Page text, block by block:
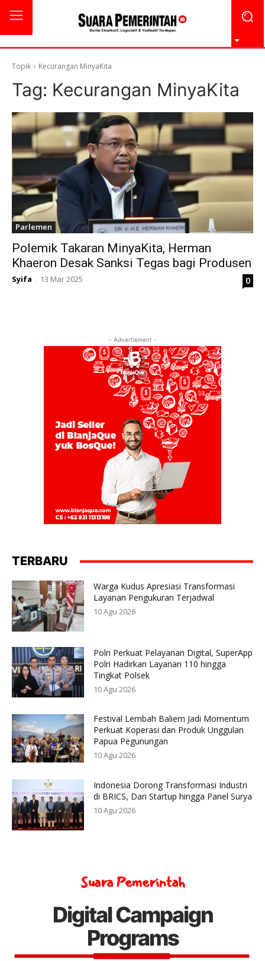
Topik Kecurangan MinyaKita
Tag: Kecurangan MinyaKita
Parlemen
Polemik Takaran MinyaKita, Herman
Khaeron Desak Sanksi Tegas bagi Produsen
Syifa - 13 Mar 2025 0
- Advertisment -
TERBARU
Warga Kudus Apresiasi Transformasi
Layanan Pengukuran Terjadwal
10 Agu 2026
Polri Perkuat Pelayanan Digital, SuperApp
Polri Hadirkan Layanan 110 hingga
Tingkat Polsek
10 Agu 2026
Festival Lembah Baliem Jadi Momentum
Perkuat Koperasi dan Produk Unggulan
Papua Pegunungan
10 Agu 2026
Indonesia Dorong Transformasi Industri
di BRICS, Dari Startup hingga Panel Surya
10 Agu 2026
Suara Pemerintah
Digital Campaign
Programs